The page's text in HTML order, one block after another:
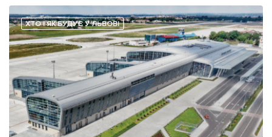
ХТО І ЯК БУДУЄ У ЛЬВОВІ